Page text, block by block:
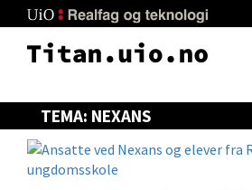
to
main
TEMA: NEXANS